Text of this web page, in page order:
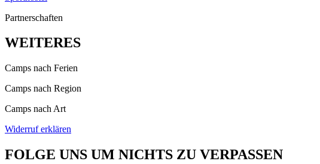
Partnerschaften
WEITERES
Camps nach Ferien
Camps nach Region
Camps nach Art
Widerruf erklären
FOLGE UNS UM NICHTS ZU VERPASSEN